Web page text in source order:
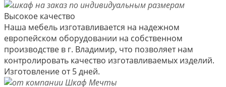
Высокое качество
Наша мебель изготавливается на надежном
европейском оборудовании на собственном
производстве в г. Владимир, что позволяет нам
контролировать качество изготавливаемых изделий.
Изготовление от 5 дней.